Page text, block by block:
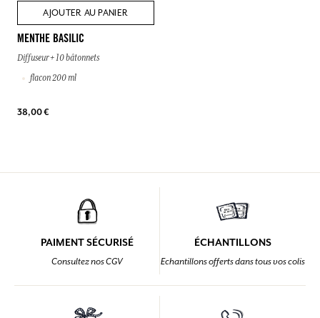
AJOUTER AU PANIER
MENTHE BASILIC
Diffuseur + 10 bâtonnets
flacon 200 ml
38,00 €
PAIMENT SÉCURISÉ
Consultez nos CGV
ÉCHANTILLONS
Echantillons offerts dans tous vos colis